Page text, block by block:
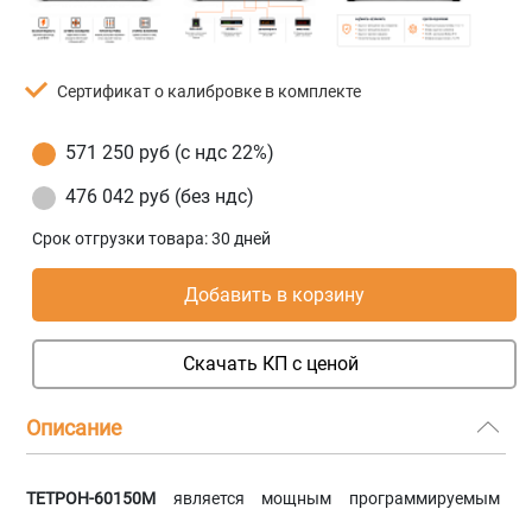
Сертификат о калибровке в комплекте
571 250 руб (с ндс 22%)
476 042 руб (без ндс)
Срок отгрузки товара:30 дней
Добавить в корзину
Скачать КП с ценой
Описание
ТЕТРОН-60150М является мощным программируемым